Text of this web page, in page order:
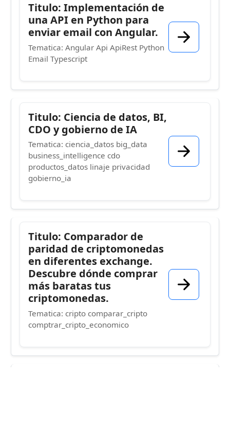
Titulo: Implementación de
una API en Python para
enviar email con Angular.
Tematica: Angular Api ApiRest Python
Email Typescript
Titulo: Ciencia de datos, BI,
CDO y gobierno de IA
Tematica: ciencia_datos big_data
business_intelligence cdo
productos_datos linaje privacidad
gobierno_ia
Titulo: Comparador de
paridad de criptomonedas
en diferentes exchange.
Descubre dónde comprar
más baratas tus
criptomonedas.
Tematica: cripto comparar_cripto
comptrar_cripto_economico